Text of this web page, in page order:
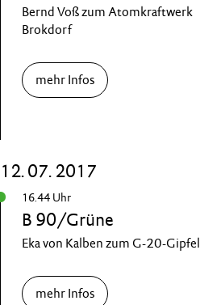
Bernd Voß zum Atomkraftwerk
Brokdorf
mehr Infos
12. 07. 2017
16.44 Uhr
B 90/Grüne
Eka von Kalben zum G-20-Gipfel
mehr Infos